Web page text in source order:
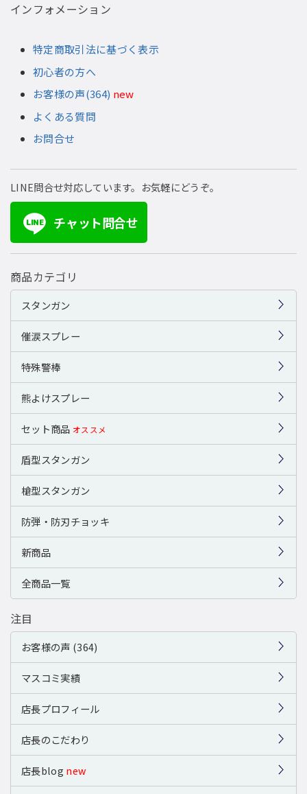
インフォメーション
特定商取引法に基づく表示
初心者の方へ
お客様の声(364) new
よくある質問
お問合せ
LINE問合せ対応しています。お気軽にどうぞ。
LINE チャット問合せ
商品カテゴリ
スタンガン
催涙スプレー
特殊警棒
熊よけスプレー
セット商品 オススメ
盾型スタンガン
槍型スタンガン
防弾・防刃チョッキ
新商品
全商品一覧
注目
お客様の声 (364)
マスコミ実績
店長プロフィール
店長のこだわり
店長blog new